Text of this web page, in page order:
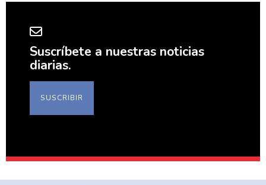
Suscríbete a nuestras noticias
diarias.
SUSCRIBIR